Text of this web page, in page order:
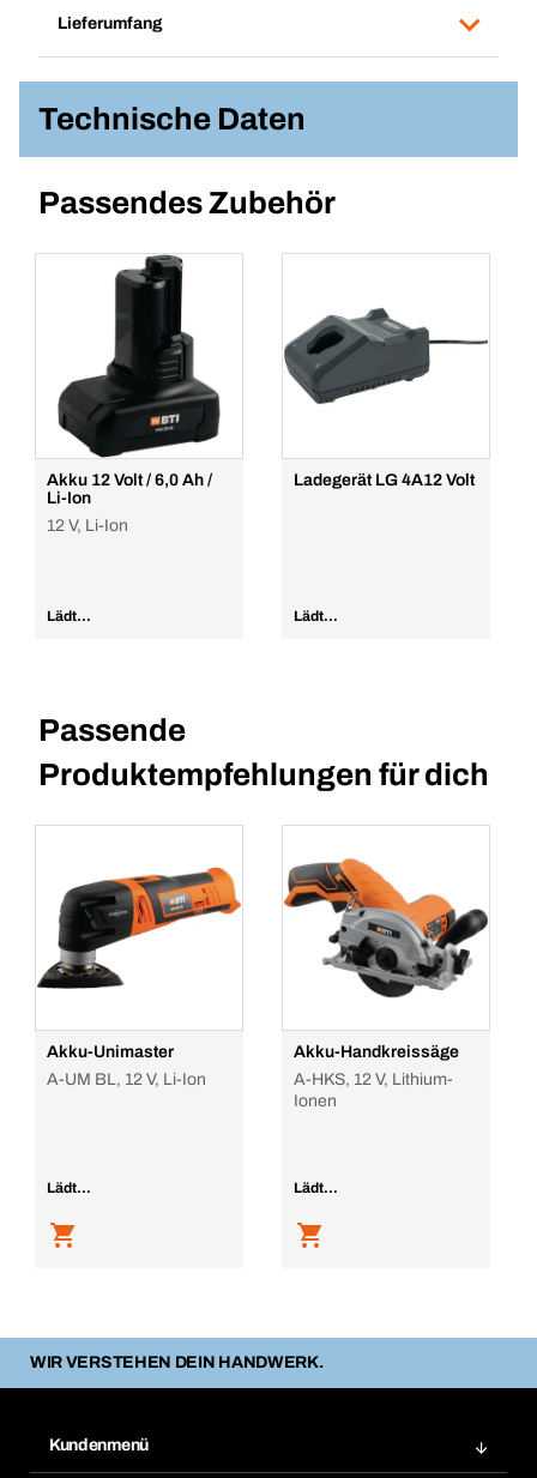
Lieferumfang
Technische Daten
Passendes Zubehör
Akku 12 Volt / 6,0 Ah /
Li-Ion
12 V, Li-Ion
Lädt...
Ladegerät LG 4A12 Volt
Lädt...
Passende
Produktempfehlungen für dich
Akku-Unimaster
A-UM BL, 12 V, Li-Ion
Lädt...
Akku-Handkreissäge
A-HKS, 12 V, Lithium-
Ionen
Lädt...
WIR VERSTEHEN DEIN HANDWERK.
Kundenmenü